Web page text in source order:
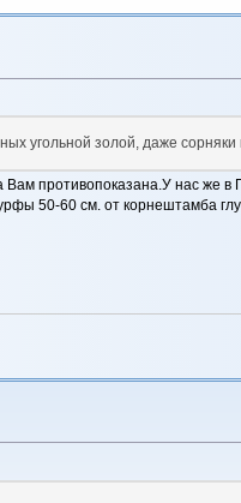
угольной золой, даже сорняки
противопоказана.У нас же
50-60 см. от корнештамба